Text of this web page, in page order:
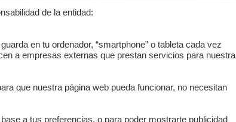
de la entidad:
en tu ordenador, “smartphone” o tableta cada vez
a empresas externas que prestan servicios para nuestra
que nuestra página web pueda funcionar, no necesitan
a tus preferencias, o para poder mostrarte publicidad